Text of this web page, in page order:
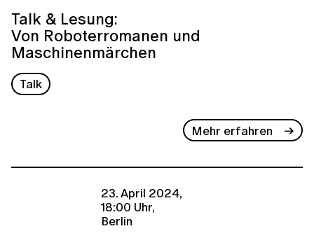
Talk & Lesung:
Von Roboterromanen und
Maschinenmärchen
Talk
Mehr erfahren
23. April 2024,
18:00 Uhr,
Berlin